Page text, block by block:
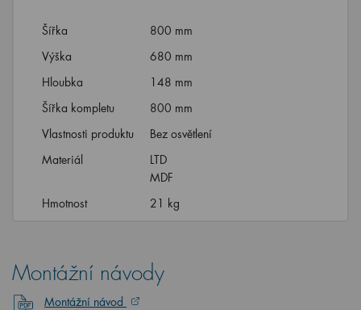
Šířka
800 mm
Výška
680 mm
Hloubka
148 mm
Šířka kompletu
800 mm
Vlastnosti produktu
Bez osvětlení
Materiál
LTD
MDF
Hmotnost
21 kg
Montážní návody
Montážní návod